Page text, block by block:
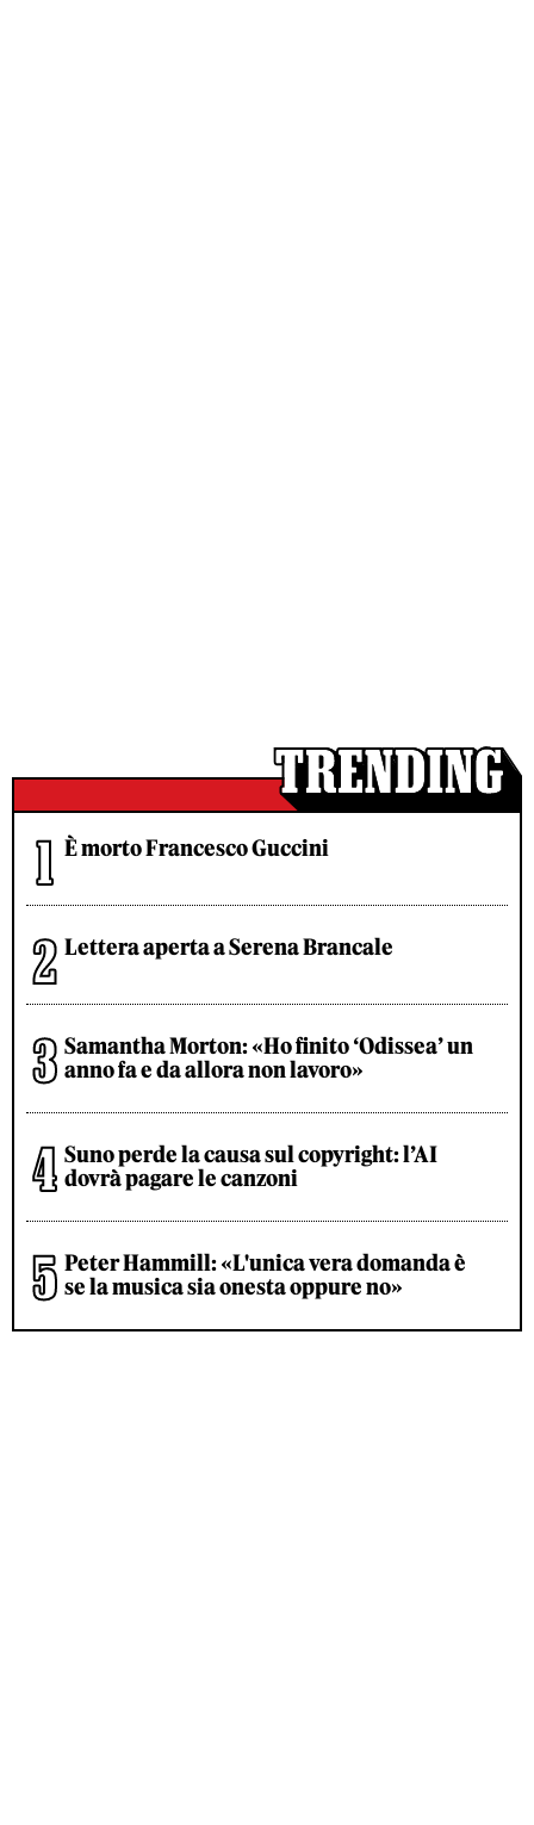
È morto Francesco Guccini
Lettera aperta a Serena Brancale
Samantha Morton: «Ho finito ‘Odissea’ un
anno fa e da allora non lavoro»
Suno perde la causa sul copyright: l’AI
dovrà pagare le canzoni
Peter Hammill: «L'unica vera domanda è
se la musica sia onesta oppure no»